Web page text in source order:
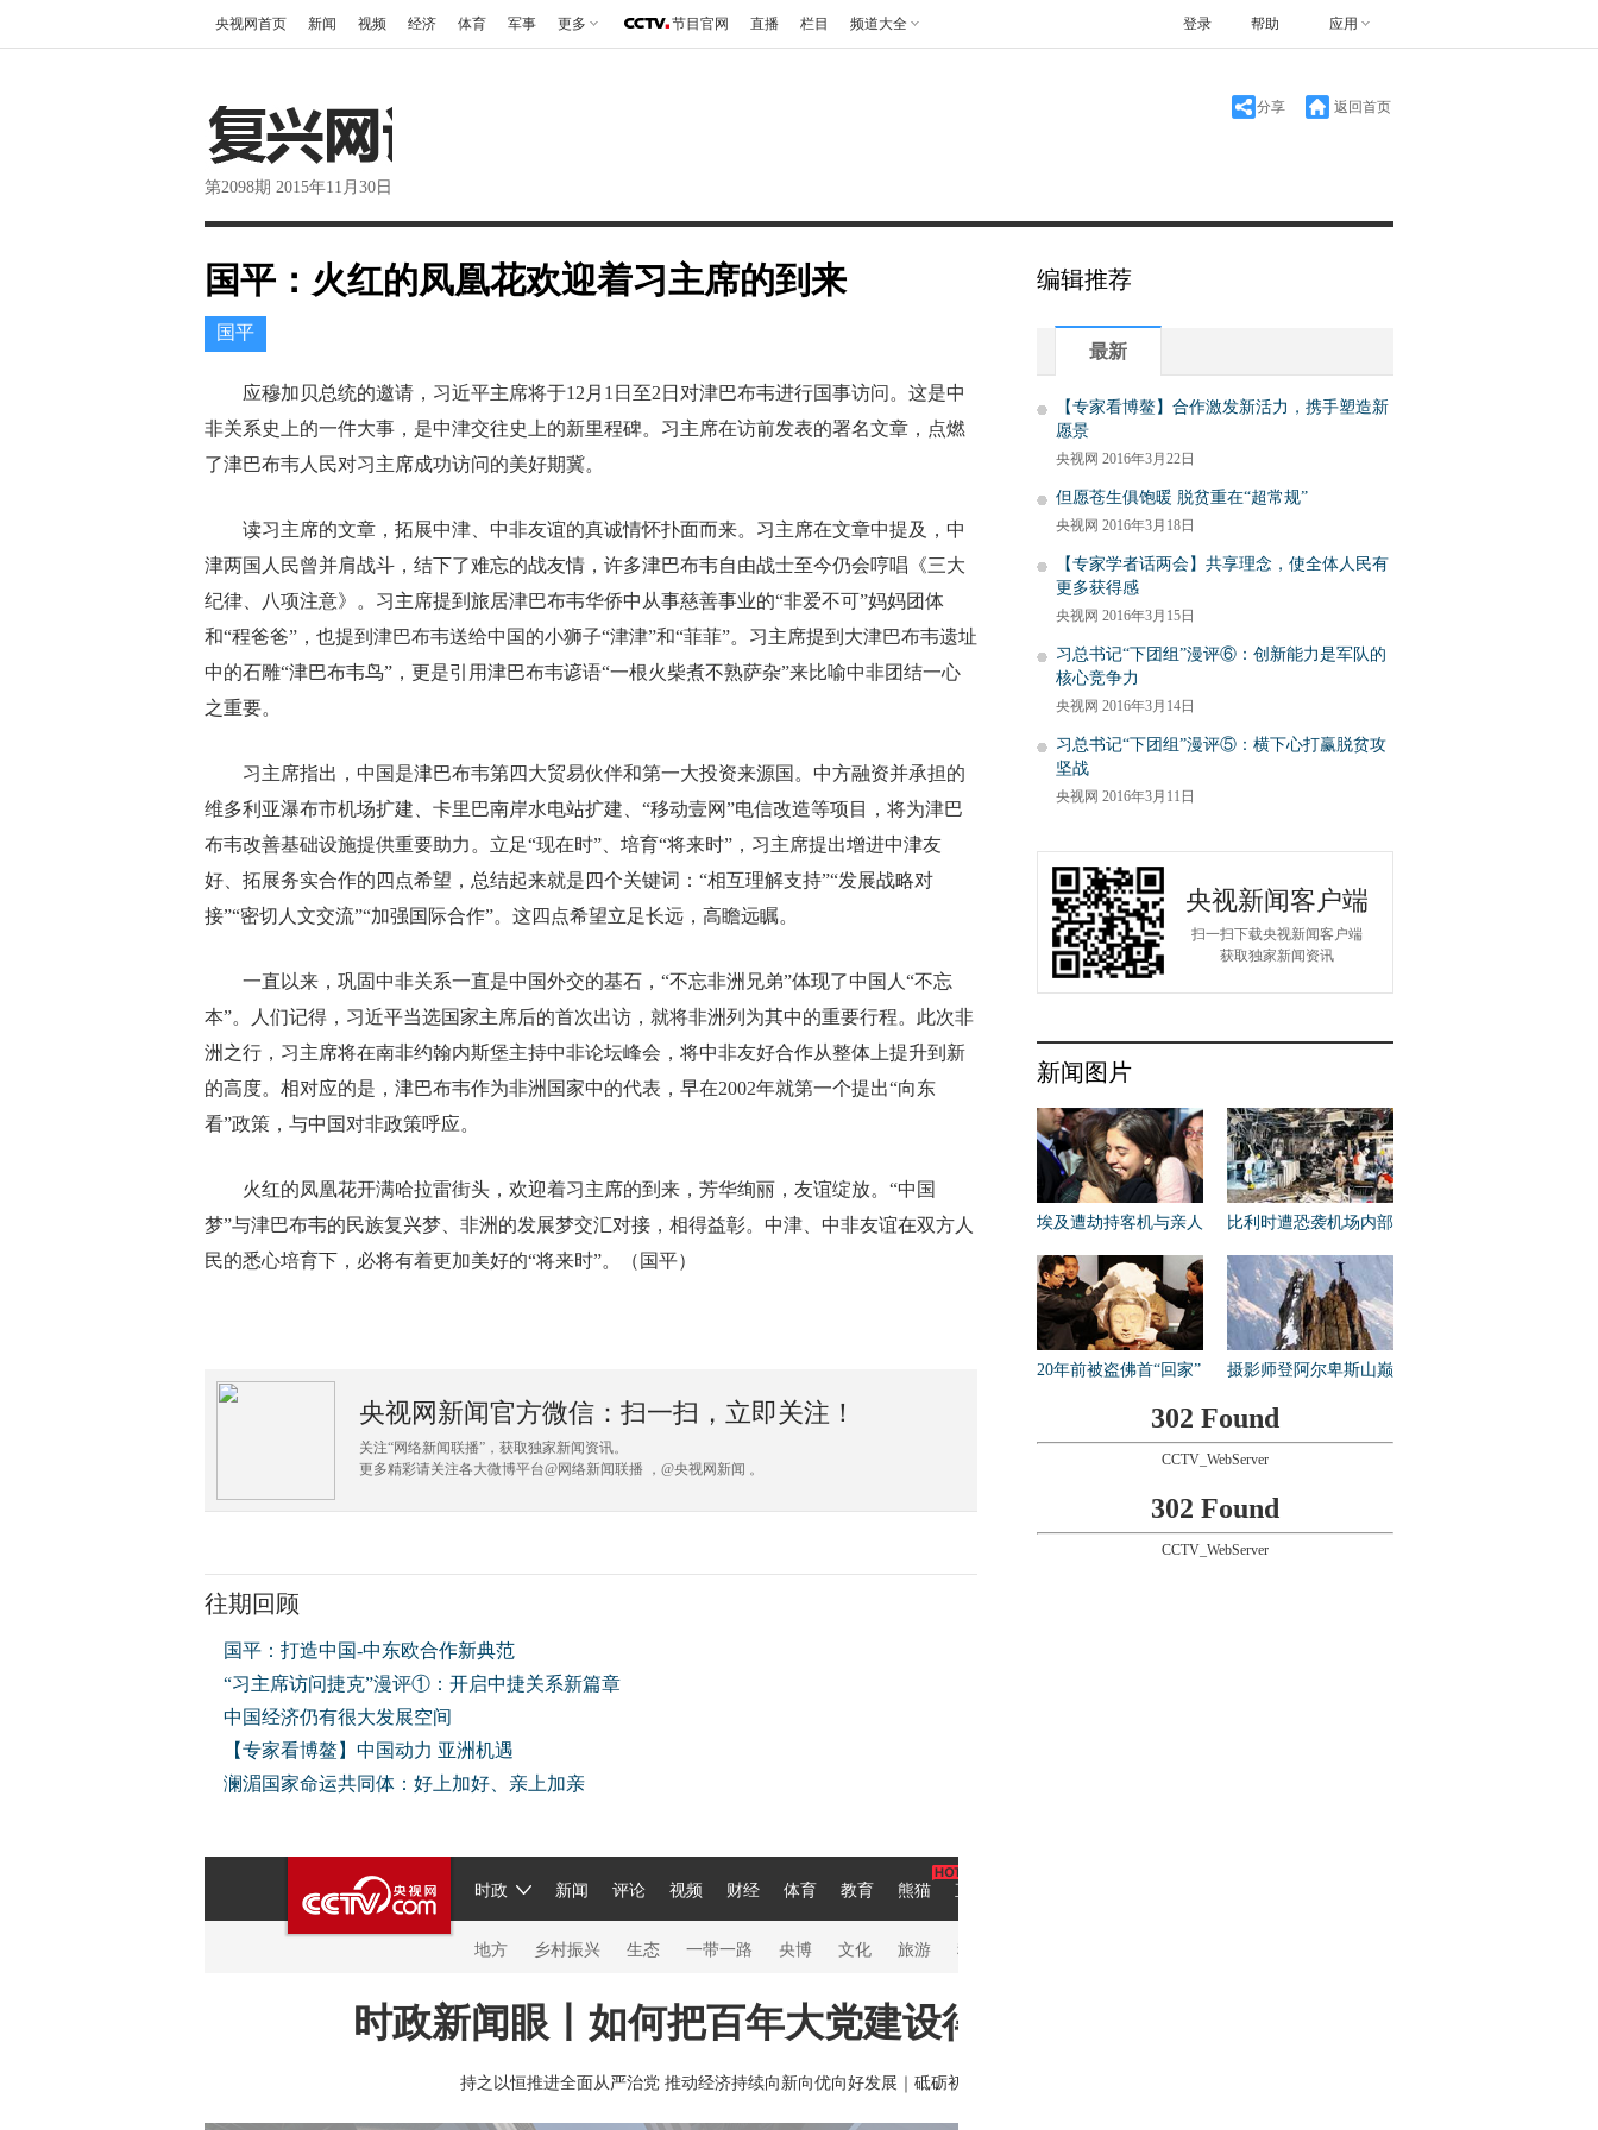
央视网首页 新闻 视频 经济 体育 军事 更多 节目官网 直播 栏目 频道大全 帮助 应用
登录
第2098期 2015年11月30日
返回首页
分享
国平：火红的凤凰花欢迎着习主席的到来
国平
应穆加贝总统的邀请，习近平主席将于12月1日至2日对津巴布韦进行国事访问。这是中
非关系史上的一件大事，是中津交往史上的新里程碑。习主席在访前发表的署名文章，点燃
了津巴布韦人民对习主席成功访问的美好期冀。
读习主席的文章，拓展中津、中非友谊的真诚情怀扑面而来。习主席在文章中提及，中
津两国人民曾并肩战斗，结下了难忘的战友情，许多津巴布韦自由战士至今仍会哼唱《三大
纪律、八项注意》。习主席提到旅居津巴布韦华侨中从事慈善事业的“非爱不可”妈妈团体
和“程爸爸”，也提到津巴布韦送给中国的小狮子“津津”和“菲菲”。习主席提到大津巴布韦遗址
中的石雕“津巴布韦鸟”，更是引用津巴布韦谚语“一根火柴煮不熟萨杂”来比喻中非团结一心
之重要。
习主席指出，中国是津巴布韦第四大贸易伙伴和第一大投资来源国。中方融资并承担的
维多利亚瀑布市机场扩建、卡里巴南岸水电站扩建、“移动壹网”电信改造等项目，将为津巴
布韦改善基础设施提供重要助力。立足“现在时”、培育“将来时”，习主席提出增进中津友
好、拓展务实合作的四点希望，总结起来就是四个关键词：“相互理解支持”“发展战略对
接”“密切人文交流”“加强国际合作”。这四点希望立足长远，高瞻远瞩。
一直以来，巩固中非关系一直是中国外交的基石，“不忘非洲兄弟”体现了中国人“不忘
本”。人们记得，习近平当选国家主席后的首次出访，就将非洲列为其中的重要行程。此次非
洲之行，习主席将在南非约翰内斯堡主持中非论坛峰会，将中非友好合作从整体上提升到新
的高度。相对应的是，津巴布韦作为非洲国家中的代表，早在2002年就第一个提出“向东
看”政策，与中国对非政策呼应。
火红的凤凰花开满哈拉雷街头，欢迎着习主席的到来，芳华绚丽，友谊绽放。“中国
梦”与津巴布韦的民族复兴梦、非洲的发展梦交汇对接，相得益彰。中津、中非友谊在双方人
民的悉心培育下，必将有着更加美好的“将来时”。（国平）
央视网新闻官方微信：扫一扫，立即关注！
关注“网络新闻联播”，获取独家新闻资讯。
更多精彩请关注各大微博平台@网络新闻联播 ，@央视网新闻 。
往期回顾
国平：打造中国-中东欧合作新典范
“习主席访问捷克”漫评①：开启中捷关系新篇章
中国经济仍有很大发展空间
【专家看博鳌】中国动力 亚洲机遇
澜湄国家命运共同体：好上加好、亲上加亲
编辑推荐
最新
【专家看博鳌】合作激发新活力，携手塑造新
愿景
央视网 2016年3月22日
但愿苍生俱饱暖 脱贫重在“超常规”
央视网 2016年3月18日
【专家学者话两会】共享理念，使全体人民有
更多获得感
央视网 2016年3月15日
习总书记“下团组”漫评⑥：创新能力是军队的
核心竞争力
央视网 2016年3月14日
习总书记“下团组”漫评⑤：横下心打赢脱贫攻
坚战
央视网 2016年3月11日
央视新闻客户端
扫一扫下载央视新闻客户端
获取独家新闻资讯
新闻图片
埃及遭劫持客机与亲人
比利时遭恐袭机场内部
20年前被盗佛首“回家”
摄影师登阿尔卑斯山巅
302 Found
CCTV_WebServer
302 Found
CCTV_WebServer